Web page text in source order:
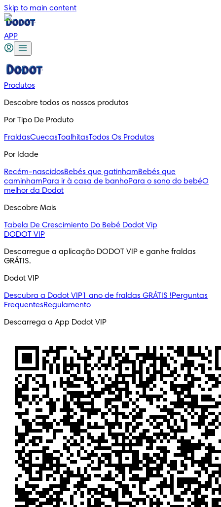
Skip to main content
APP
Produtos
Descobre todos os nossos produtos
Por Tipo De Produto
FraldasCuecasToalhitasTodos Os Produtos
Por Idade
Recém-nascidosBebés que gatinhamBebés que
caminhamPara ir à casa de banhoPara o sono do bebéO
melhor da Dodot
Descobre Mais
Tabela De Crescimiento Do Bebé Dodot Vip
DODOT VIP
Descarregue a aplicação DODOT VIP e ganhe fraldas
GRÁTIS.
Dodot VIP
Descubra a Dodot VIP1 ano de fraldas GRÁTIS !Perguntas
FrequentesRegulamento
Descarrega a App Dodot VIP